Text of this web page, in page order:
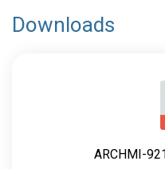
Downloads
ARCHMI-